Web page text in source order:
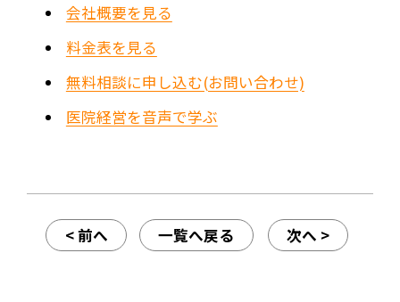
会社概要を見る
料金表を見る
無料相談に申し込む(お問い合わせ)
医院経営を音声で学ぶ
< 前へ 一覧へ戻る 次へ >